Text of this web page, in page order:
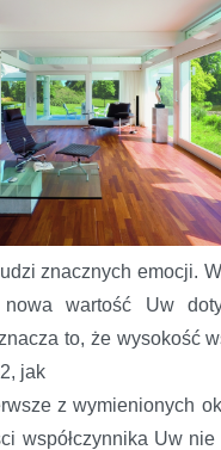
znacznych emocji.
wartość Uw
to, że wysokość
jak
z wymienionych
współczynnika Uw